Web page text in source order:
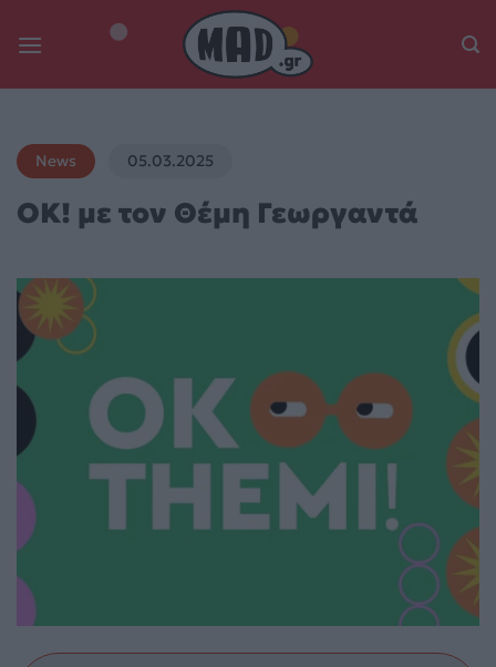
News 05.03.2025
ΟΚ! με τον Θέμη Γεωργαντά